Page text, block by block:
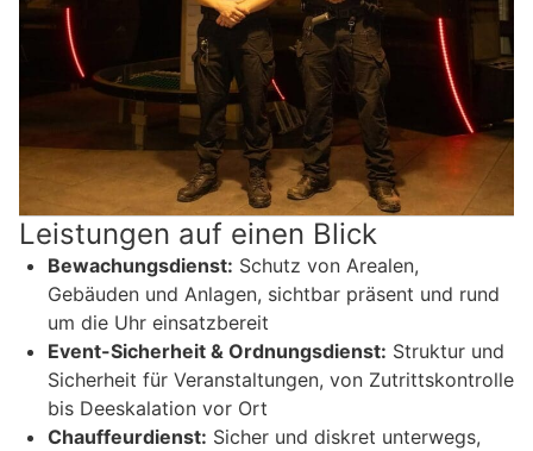
Leistungen auf einen Blick
Bewachungsdienst: Schutz von Arealen,
Gebäuden und Anlagen, sichtbar präsent und rund
um die Uhr einsatzbereit
Event-Sicherheit & Ordnungsdienst: Struktur und
Sicherheit für Veranstaltungen, von Zutrittskontrolle
bis Deeskalation vor Ort
Chauffeurdienst: Sicher und diskret unterwegs,